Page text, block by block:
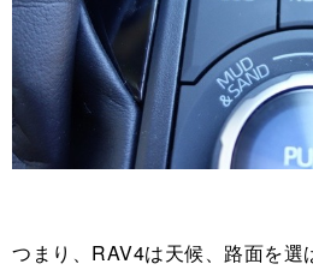
つまり、RAV4は天候、路面を選